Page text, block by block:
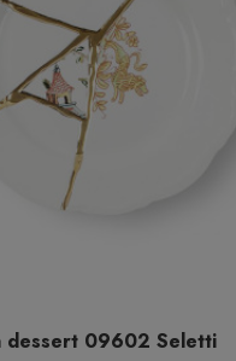
dessert 09602 Seletti